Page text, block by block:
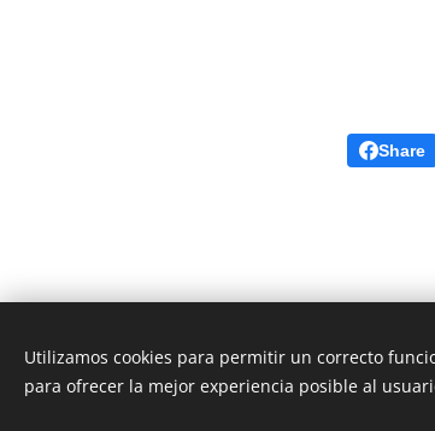
Share
Neurología Castellón|Developing
Cookies
Utilizamos cookies para permitir un correcto
para ofrecer la mejor experiencia posible al